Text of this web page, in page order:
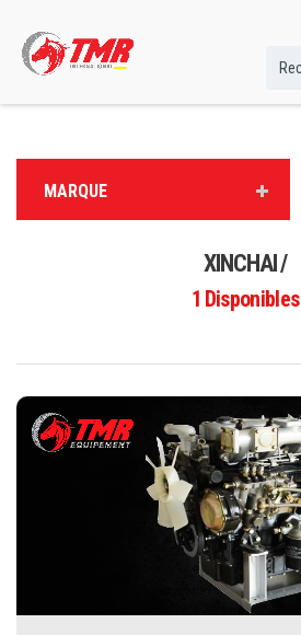
MARQUE
XINCHAI /
1 Disponibles